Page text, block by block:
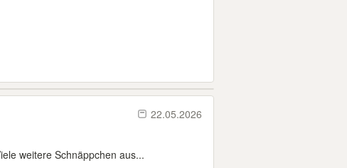
22.05.2026
weitere Schnäppchen aus...